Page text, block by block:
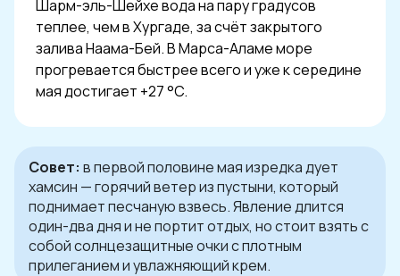
Шарм-эль-Шейхе вода на пару градусов
теплее, чем в Хургаде, за счёт закрытого
залива Наама-Бей. В Марса-Аламе море
прогревается быстрее всего и уже к середине
мая достигает +27 °C.
Совет: в первой половине мая изредка дует
хамсин — горячий ветер из пустыни, который
поднимает песчаную взвесь. Явление длится
один-два дня и не портит отдых, но стоит взять с
собой солнцезащитные очки с плотным
прилеганием и увлажняющий крем.